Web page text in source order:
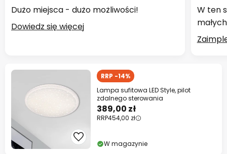
Dużo miejsca - dużo możliwości!
Dowiedz się więcej
W ten
RRP -14%
Lampa sufitowa LED Style, pilot
zdalnego sterowania
389,00 zł
RRP454,00 zł
W magazynie